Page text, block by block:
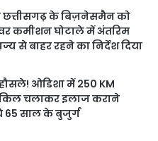
छत्तीसगढ़ के बिज़नेसमैन को
कमीशन घोटाले में अंतरिम
से बाहर रहने का निर्देश दिया
ओडिशा में 250 KM
चलाकर इलाज कराने
65 साल के बुजुर्ग